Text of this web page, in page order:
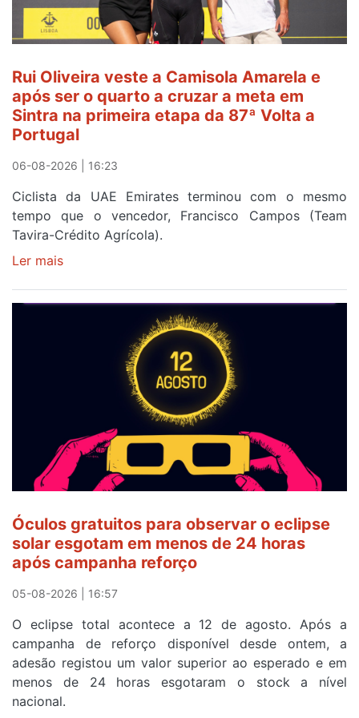
ao
da
etapa
da
Volta
a
Portugal
Rui Oliveira veste a Camisola Amarela e
após ser o quarto a cruzar a meta em
Sintra na primeira etapa da 87ª Volta a
Portugal
06-08-2026 | 16:23
Ciclista da UAE Emirates terminou com o mesmo
tempo que o vencedor, Francisco Campos (Team
Tavira-Crédito Agrícola).
Ler mais
ser
o
quarto
a
a
meta
em
Sintra
primeira
etapa
da
87ª
Volta
Óculos gratuitos para observar o eclipse
solar esgotam em menos de 24 horas
após campanha reforço
05-08-2026 | 16:57
O eclipse total acontece a 12 de agosto. Após a
campanha de reforço disponível desde ontem, a
adesão registou um valor superior ao esperado e em
menos de 24 horas esgotaram o stock a nível
nacional.